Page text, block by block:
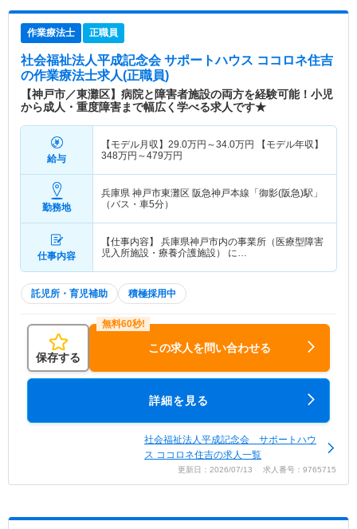
作業療法士 正職員
社会福祉法人平成記念会 サポートハウス ココロネ住吉
の作業療法士求人(正職員)
【神戸市／東灘区】病院と障害者施設の両方を経験可能！小児
から成人・重度障害まで幅広く学べる求人です★
給与
【モデル月収】 29.0万円～34.0万円
【モデル年収】
348万円～479万円
勤務地
兵庫県 神戸市東灘区 阪急神戸本線「御影(阪急)駅」
（バス・車5分）
仕事内容
【仕事内容】 兵庫県神戸市内の事業所（医療型障害
児入所施設・療養介護施設） に…
託児所・育児補助 積極採用中
保存する
この求人を問い合わせる
詳細を見る
社会福祉法人平成記念会 サポートハウ
ス ココロネ住吉の求人一覧
更新日：2026/07/13 求人番号：9765715